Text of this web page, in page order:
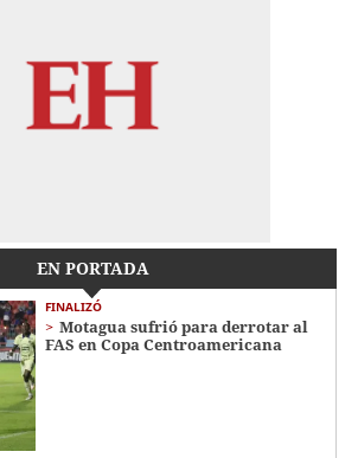
EN PORTADA
FINALIZÓ
Motagua sufrió para derrotar al
FAS en Copa Centroamericana